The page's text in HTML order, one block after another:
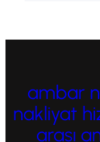
ambar
nakliyat
arası